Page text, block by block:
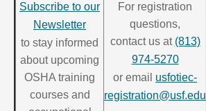
Subscribe to our
Newsletter
to stay informed
about upcoming
OSHA training
courses and
For registration
questions,
contact us at (813)
974-5270
or email usfotiec-
registration@usf.edu